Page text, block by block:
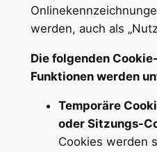
werden, auch als
Die folgenden
Funktionen werden
Temporäre
oder Sitzungs-
Cookies werden